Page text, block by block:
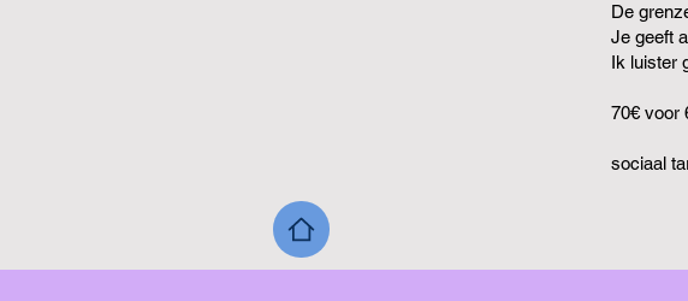
De
Je geeft
Ik luister
70€ voor
sociaal